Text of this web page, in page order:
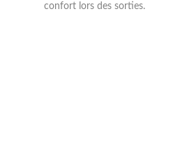
confort lors des sorties.